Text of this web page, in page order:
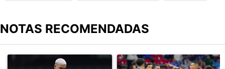
NOTAS RECOMENDADAS
Un artículo de tendencia con el título "Revelan un detalle clave
Un artículo de tendencia con el